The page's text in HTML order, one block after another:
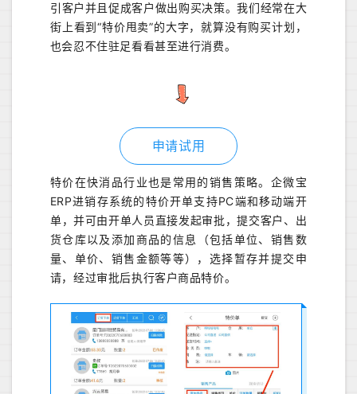
引客户并且促成客户做出购买决策。我们经常在大
街上看到“特价甩卖”的大字，就算没有购买计划，
也会忍不住驻足看看甚至进行消费。
申请试用
特价在快消品行业也是常用的销售策略。企微宝
ERP进销存系统的特价开单支持PC端和移动端开
单，并可由开单人员直接发起审批，提交客户、出
货仓库以及添加商品的信息 （包括单位、销售数
量、单价、销售金额等等）， 选择暂存并提交申
请，经过审批后执行客户商品特价。